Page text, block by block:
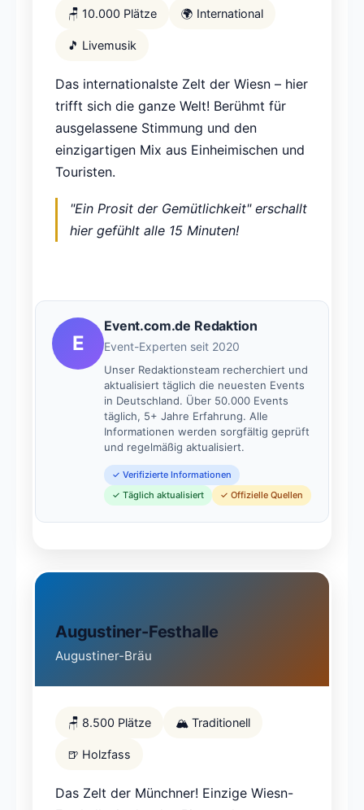
🪑 10.000 Plätze 🌍 International
🎵 Livemusik
Das internationalste Zelt der Wiesn – hier
trifft sich die ganze Welt! Berühmt für
ausgelassene Stimmung und den
einzigartigen Mix aus Einheimischen und
Touristen.
"Ein Prosit der Gemütlichkeit" erschallt
hier gefühlt alle 15 Minuten!
E
Event.com.de Redaktion
Event-Experten seit 2020
Unser Redaktionsteam recherchiert und
aktualisiert täglich die neuesten Events
in Deutschland. Über 50.000 Events
täglich, 5+ Jahre Erfahrung. Alle
Informationen werden sorgfältig geprüft
und regelmäßig aktualisiert.
✓ Verifizierte Informationen
✓ Täglich aktualisiert
✓ Offizielle Quellen
Augustiner-Festhalle
Augustiner-Bräu
🪑 8.500 Plätze 🏔️ Traditionell
🍺 Holzfass
Das Zelt der Münchner! Einzige Wiesn-